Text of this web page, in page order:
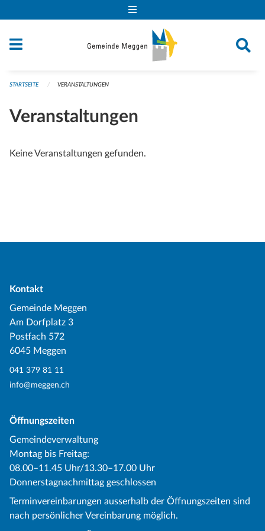
STARTSEITE VERANSTALTUNGEN
Veranstaltungen
Keine Veranstaltungen gefunden.
Kontakt
Gemeinde Meggen
Am Dorfplatz 3
Postfach 572
6045 Meggen
041 379 81 11
info@meggen.ch
Öffnungszeiten
Gemeindeverwaltung
Montag bis Freitag:
08.00–11.45 Uhr/13.30–17.00 Uhr
Donnerstagnachmittag geschlossen
Terminvereinbarungen ausserhalb der Öffnungszeiten sind
nach persönlicher Vereinbarung möglich.